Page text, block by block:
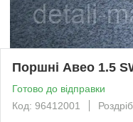
Поршні Авео 1.5
Готово до відправки
Код: 96412001
Роздріб